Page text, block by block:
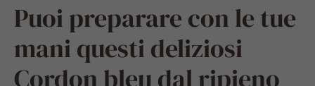
Puoi preparare con le tue
mani questi deliziosi
Cordon bleu dal ripieno